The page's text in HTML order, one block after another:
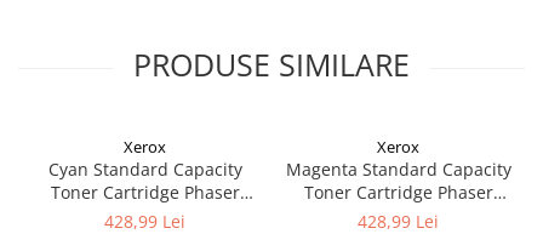
PRODUSE SIMILARE
Xerox
Cyan Standard Capacity
Toner Cartridge Phaser
6510/WorkCentre 6515
428,99 Lei
Xerox
Magenta Standard Capacity
Toner Cartridge Phaser
6510/WorkCentre 6515
428,99 Lei